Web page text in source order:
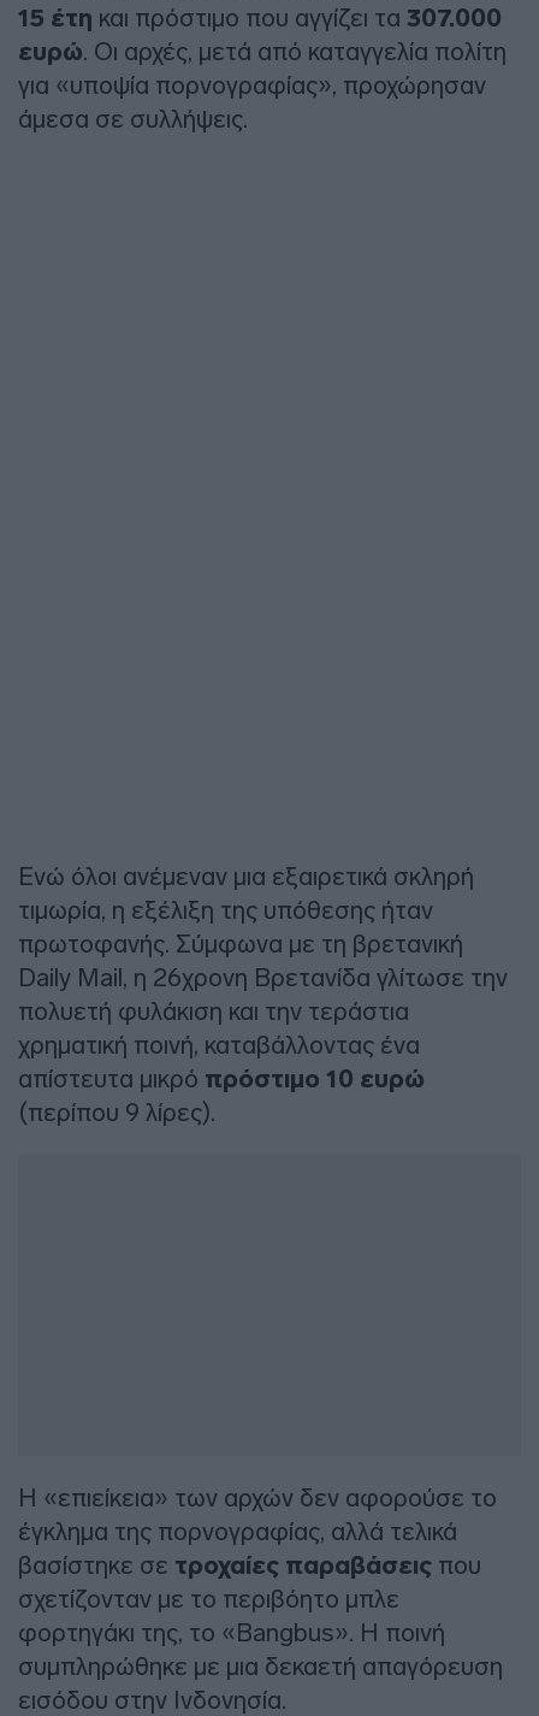
15 έτη και πρόστιμο που αγγίζει τα 307.000
ευρώ. Οι αρχές, μετά από καταγγελία πολίτη
για «υποψία πορνογραφίας», προχώρησαν
άμεσα σε συλλήψεις.
Ενώ όλοι ανέμεναν μια εξαιρετικά σκληρή
τιμωρία, η εξέλιξη της υπόθεσης ήταν
πρωτοφανής. Σύμφωνα με τη βρετανική
Daily Mail, η 26χρονη Βρετανίδα γλίτωσε την
πολυετή φυλάκιση και την τεράστια
χρηματική ποινή, καταβάλλοντας ένα
απίστευτα μικρό πρόστιμο 10 ευρώ
(περίπου 9 λίρες).
Η «επιείκεια» των αρχών δεν αφορούσε το
έγκλημα της πορνογραφίας, αλλά τελικά
βασίστηκε σε τροχαίες παραβάσεις που
σχετίζονταν με το περιβόητο μπλε
φορτηγάκι της, το «Bangbus». Η ποινή
συμπληρώθηκε με μια δεκαετή απαγόρευση
εισόδου στην Ινδονησία.